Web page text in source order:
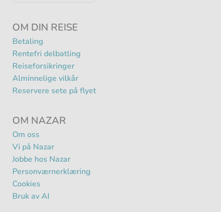
OM DIN REISE
Betaling
Rentefri delbatling
Reiseforsikringer
Alminnelige vilkår
Reservere sete på flyet
OM NAZAR
Om oss
Vi på Nazar
Jobbe hos Nazar
Personværnerklæring
Cookies
Bruk av AI